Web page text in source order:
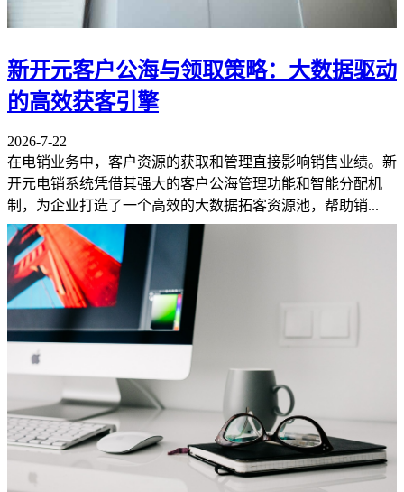
新开元客户公海与领取策略：大数据驱动
的高效获客引擎
2026-7-22
在电销业务中，客户资源的获取和管理直接影响销售业绩。新
开元电销系统凭借其强大的客户公海管理功能和智能分配机
制，为企业打造了一个高效的大数据拓客资源池，帮助销...